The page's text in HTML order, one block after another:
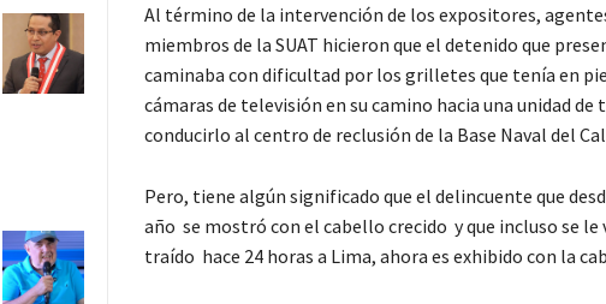
Al término de la intervención de los expositores,
miembros de la SUAT hicieron que el detenido que
caminaba con dificultad por los grilletes que tenía en
cámaras de televisión en su camino hacia una unidad
conducirlo al centro de reclusión de la Base Naval del
Pero, tiene algún significado que el delincuente que
año se mostró con el cabello crecido y que incluso se le
traído hace 24 horas a Lima, ahora es exhibido con la